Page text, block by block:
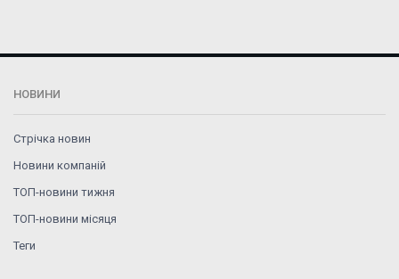
НОВИНИ
Стрічка новин
Новини компаній
ТОП-новини тижня
ТОП-новини місяця
Теги